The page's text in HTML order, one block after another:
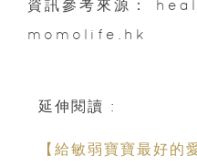
資訊參考來源：
momolife.hk
延伸閱讀 :
【給敏弱寶寶最好的